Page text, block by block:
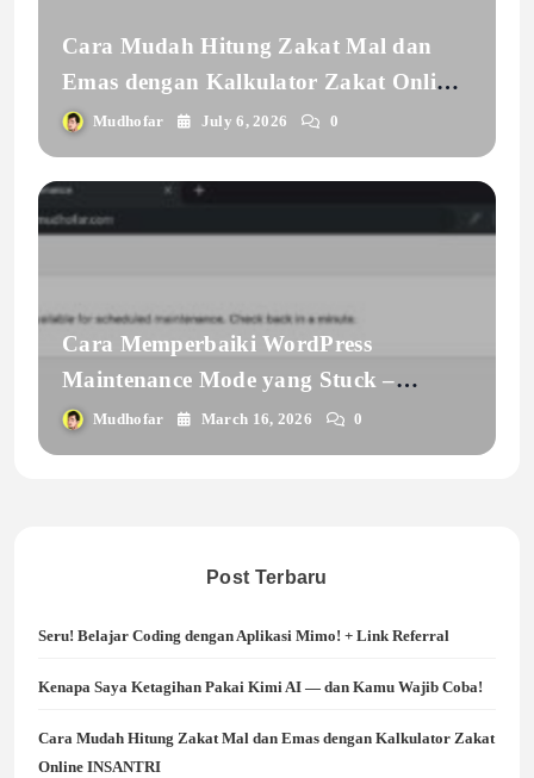
Cara Mudah Hitung Zakat Mal dan
Emas dengan Kalkulator Zakat Online
INSANTRI
Mudhofar July 6, 2026 0
Cara Memperbaiki WordPress
Maintenance Mode yang Stuck –
Pengalaman Nyata Setelah Update
Plugin Gagal
Mudhofar March 16, 2026 0
Post Terbaru
Seru! Belajar Coding dengan Aplikasi Mimo! + Link Referral
Kenapa Saya Ketagihan Pakai Kimi AI — dan Kamu Wajib Coba!
Cara Mudah Hitung Zakat Mal dan Emas dengan Kalkulator Zakat
Online INSANTRI